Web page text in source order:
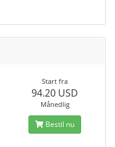
Start fra
94.20 USD
Månedlig
Bestil nu